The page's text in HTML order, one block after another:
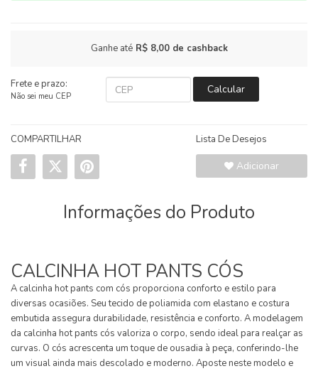
Ganhe atéR$ 8,00de cashback
Frete e prazo:
Não sei meu CEP
Calcular
COMPARTILHAR Lista De Desejos
Adicionar
Informações do Produto
CALCINHA HOT PANTS CÓS
A calcinha hot pants com cós proporciona conforto e estilo para
diversas ocasiões. Seu tecido de poliamida com elastano e costura
embutida assegura durabilidade, resistência e conforto. A modelagem
da calcinha hot pants cós valoriza o corpo, sendo ideal para realçar as
curvas. O cós acrescenta um toque de ousadia à peça, conferindo-lhe
um visual ainda mais descolado e moderno. Aposte neste modelo e